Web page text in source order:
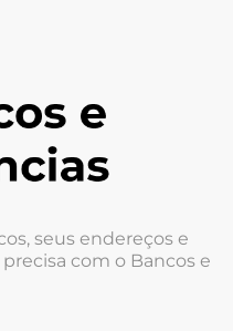
seus endereços e
com o Bancos e